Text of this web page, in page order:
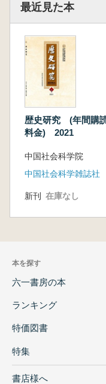
最近見た本
歴史研究 (年間購
料金) 2021
中国社会科学院
中国社会科学雑誌社
新刊 在庫なし
本を探す
六一書房の本
ランキング
特価図書
特集
書店様へ